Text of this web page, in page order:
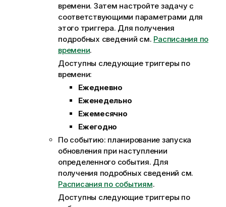
времени. Затем настройте задачу с
соответствующими параметрами для
этого триггера. Для получения
подробных сведений см. Расписания по
времени.
Доступны следующие триггеры по
времени:
Ежедневно
Еженедельно
Ежемесячно
Ежегодно
По событию: планирование запуска
обновления при наступлении
определенного события. Для
получения подробных сведений см.
Расписания по событиям.
Доступны следующие триггеры по